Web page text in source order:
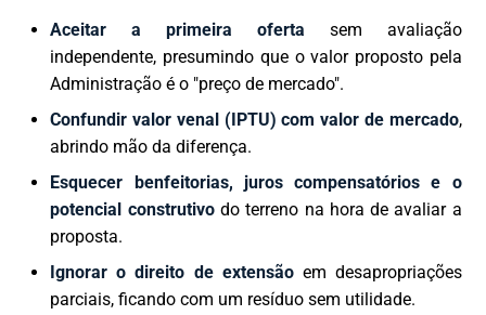
Aceitar a primeira oferta sem avaliação
independente, presumindo que o valor proposto pela
Administração é o "preço de mercado".
Confundir valor venal (IPTU) com valor de mercado,
abrindo mão da diferença.
Esquecer benfeitorias, juros compensatórios e o
potencial construtivodo terreno na hora de avaliar a
proposta.
Ignorar o direito de extensãoem desapropriações
parciais, ficando com um resíduo sem utilidade.